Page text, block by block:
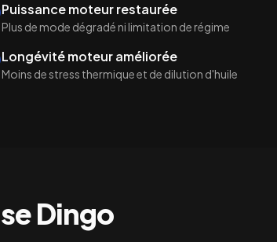
Puissance moteur restaurée
Plus de mode dégradé ni limitation de régime
Longévité moteur améliorée
Moins de stress thermique et de dilution d'huile
Dingo